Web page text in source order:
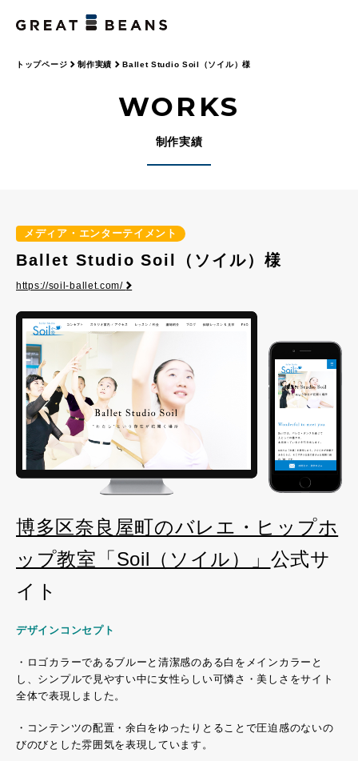
トップページ 制作実績 Ballet Studio Soil（ソイル）様
WORKS
制作実績
メディア・エンターテイメント
Ballet Studio Soil（ソイル）様
https://soil-ballet.com/
博多区奈良屋町のバレエ・ヒップホ
ップ教室「Soil（ソイル）」 公式サ
イト
デザインコンセプト
・ロゴカラーであるブルーと清潔感のある白をメインカラーと
し、シンプルで見やすい中に女性らしい可憐さ・美しさをサイト
全体で表現しました。
・コンテンツの配置・余白をゆったりとることで圧迫感のないの
びのびとした雰囲気を表現しています。